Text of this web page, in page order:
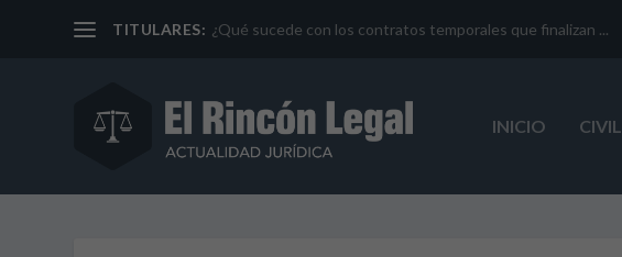
TITULARES: ¿Qué sucede con los contratos temporales que finalizan ...
INICIO CIVIL